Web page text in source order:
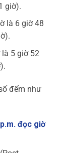
giờ).
là 6 giờ 48
là 5 giờ 52
đếm như
đọc giờ